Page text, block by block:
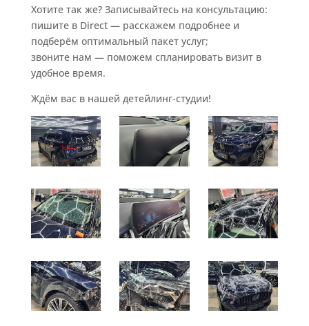
Хотите так же? Записывайтесь на консультацию:
пишите в Direct — расскажем подробнее и
подберём оптимальный пакет услуг;
звоните нам — поможем спланировать визит в
удобное время.
Ждём вас в нашей детейлинг‑студии!